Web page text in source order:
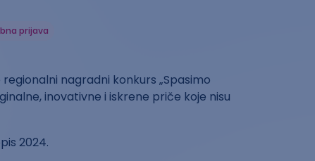
prijava
nagradni konkurs „Spasimo
inovativne i iskrene priče koje nisu